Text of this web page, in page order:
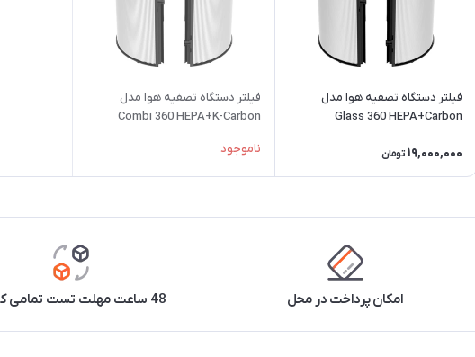
فیلتر دستگاه تصفیه هوا مدل
Glass 360 HEPA+Carbon
19,000,000 تومان
فیلتر دستگاه تصفیه هوا مدل
Combi 360 HEPA+K-Carbon
ناموجود
امکان پرداخت در محل 48 ساعت مهلت تست تمامی کالاها